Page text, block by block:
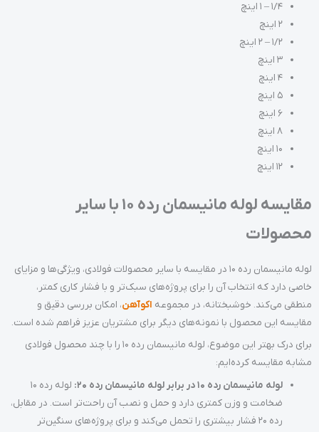
1/4 – 1 اینچ
2 اینچ
1/2 – 2 اینچ
3 اینچ
4 اینچ
5 اینچ
6 اینچ
8 اینچ
10 اینچ
12 اینچ
مقایسه لوله مانیسمان رده 10 با سایر
محصولات
لوله مانیسمان رده 10 در مقایسه با سایر محصولات فولادی، ویژگی‌ها و مزایای
خاصی دارد که انتخاب آن را برای پروژه‌های سبک‌تر و با فشار کاری کمتر،
منطقی می‌کند. خوشبختانه، در مجموعه اکوآهن، امکان بررسی دقیق و
مقایسه این محصول با نمونه‌های دیگر برای مشتریان عزیز فراهم شده است.
برای درک بهتر این موضوع، لوله مانیسمان رده 10 را با چند محصول فولادی
مشابه مقایسه کرده‌ایم:
لوله مانیسمان رده 10 در برابر لوله مانیسمان رده 20:
لوله رده 10
ضخامت و وزن کمتری دارد و حمل و نصب آن راحت‌تر است. در مقابل،
رده 20 فشار بیشتری را تحمل می‌کند و برای پروژه‌های سنگین‌تر